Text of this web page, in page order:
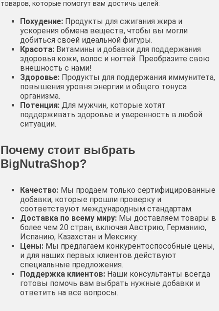
товаров, которые помогут вам достичь целей:
Похудение: Продукты для сжигания жира и
ускорения обмена веществ, чтобы вы могли
добиться своей идеальной фигуры.
Красота: Витамины и добавки для поддержания
здоровья кожи, волос и ногтей. Преобразите свою
внешность с нами!
Здоровье: Продукты для поддержания иммунитета,
повышения уровня энергии и общего тонуса
организма.
Потенция: Для мужчин, которые хотят
поддерживать здоровье и уверенность в любой
ситуации.
Почему стоит выбрать
BigNutraShop?
Качество: Мы продаем только сертифицированные
добавки, которые прошли проверку и
соответствуют международным стандартам.
Доставка по всему миру: Мы доставляем товары в
более чем 20 стран, включая Австрию, Германию,
Испанию, Казахстан и Мексику.
Цены: Мы предлагаем конкурентоспособные цены,
и для наших первых клиентов действуют
специальные предложения.
Поддержка клиентов: Наши консультанты всегда
готовы помочь вам выбрать нужные добавки и
ответить на все вопросы.